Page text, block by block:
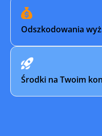
Odszkodowania
Środki na Twoim